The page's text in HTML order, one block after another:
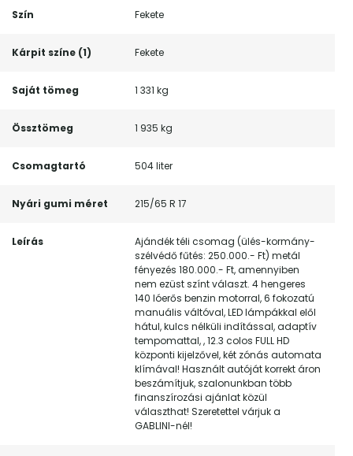
Szín Fekete
Kárpit színe (1) Fekete
Saját tömeg 1 331 kg
Össztömeg 1 935 kg
Csomagtartó 504 liter
Nyári gumi méret 215/65 R 17
Leírás
Ajándék téli csomag (ülés-kormány-
szélvédő fűtés: 250.000.- Ft) metál
fényezés 180.000.- Ft, amennyiben
nem ezüst színt választ. 4 hengeres
140 lóerős benzin motorral, 6 fokozatú
manuális váltóval, LED lámpákkal elől
hátul, kulcs nélküli indítással, adaptív
tempomattal, , 12.3 colos FULL HD
központi kijelzővel, két zónás automata
klímával! Használt autóját korrekt áron
beszámítjuk, szalonunkban több
finanszírozási ajánlat közül
választhat! Szeretettel várjuk a
GABLINI-nél!